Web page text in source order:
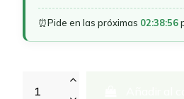
⏰Pide en las próximas 02:38:56